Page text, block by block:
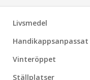
Livsmedel
Handikappsanpassat
Vinteröppet
Ställplatser